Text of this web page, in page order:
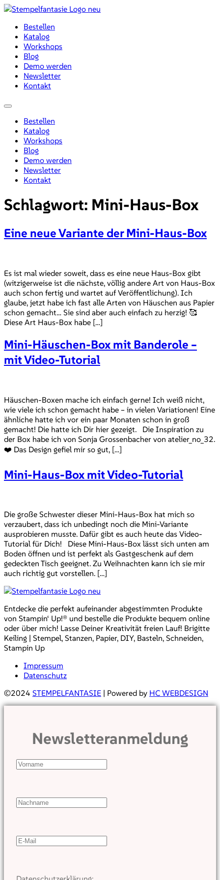
Zum
wechselnBestellen
Katalog
Workshops
Blog
Demo werden
Newsletter
Kontakt
Menü
Bestellen
Katalog
Workshops
Blog
Demo werden
Newsletter
Kontakt
Schlagwort: Mini-Haus-Box
Eine neue Variante der Mini-Haus-Box
Es ist mal wieder soweit, dass es eine neue Haus-Box gibt
(witzigerweise ist die nächste, völlig andere Art von Haus-Box
auch schon fertig und wartet auf Veröffentlichung). Ich
glaube, jetzt habe ich fast alle Arten von Häuschen aus Papier
schon gemacht… Sie sind aber auch einfach zu herzig! 🥰
Diese Art Haus-Box habe […]
Mini-Häuschen-Box mit Banderole –
mit Video-Tutorial
Häuschen-Boxen mache ich einfach gerne! Ich weiß nicht,
wie viele ich schon gemacht habe – in vielen Variationen! Eine
ähnliche hatte ich vor ein paar Monaten schon in groß
gemacht! Die hatte ich Dir hier gezeigt. Die Inspiration zu
der Box habe ich von Sonja Grossenbacher von atelier_no_32.
❤️ Das Design gefiel mir so gut, […]
Mini-Haus-Box mit Video-Tutorial
Die große Schwester dieser Mini-Haus-Box hat mich so
verzaubert, dass ich unbedingt noch die Mini-Variante
ausprobieren musste. Dafür gibt es auch heute das Video-
Tutorial für Dich! Diese Mini-Haus-Box lässt sich unten am
Boden öffnen und ist perfekt als Gastgeschenk auf dem
gedeckten Tisch geeignet. Zu Weihnachten kann ich sie mir
auch richtig gut vorstellen. […]
Entdecke die perfekt aufeinander abgestimmten Produkte
von Stampin‘ Up!® und bestelle die Produkte bequem online
oder über mich! Lasse Deiner Kreativität freien Lauf! Brigitte
Keiling | Stempel, Stanzen, Papier, DIY, Basteln, Schneiden,
Stampin Up
Impressum
Datenschutz
©2024 STEMPELFANTASIE | Powered by HC WEBDESIGN
Newsletteranmeldung